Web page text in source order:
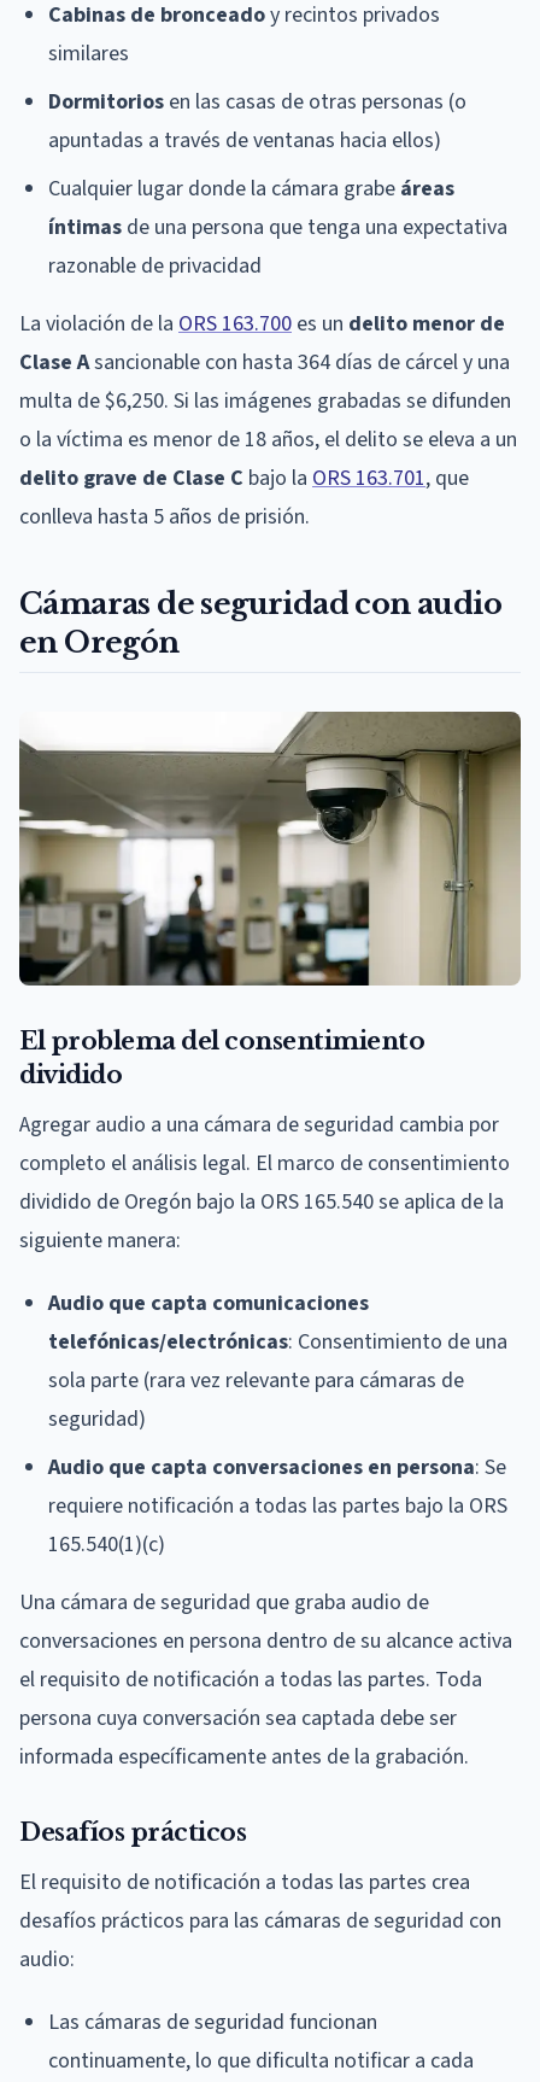
Cabinas de bronceadoy recintos privados
similares
Dormitorios en las casas de otras personas (o
apuntadas a través de ventanas hacia ellos)
Cualquier lugar donde la cámara grabe áreas
íntimas de una persona que tenga una expectativa
razonable de privacidad
La violación de la ORS 163.700 es un delito menor de
Clase Asancionable con hasta 364 días de cárcel y una
multa de $6,250. Si las imágenes grabadas se difunden
o la víctima es menor de 18 años, el delito se eleva a un
delito grave de Clase C bajo la ORS 163.701, que
conlleva hasta 5 años de prisión.
Cámaras de seguridad con audio
en Oregón
El problema del consentimiento
dividido
Agregar audio a una cámara de seguridad cambia por
completo el análisis legal. El marco de consentimiento
dividido de Oregón bajo la ORS 165.540 se aplica de la
siguiente manera:
Audio que capta comunicaciones
telefónicas/electrónicas: Consentimiento de una
sola parte (rara vez relevante para cámaras de
seguridad)
Audio que capta conversaciones en persona: Se
requiere notificación a todas las partes bajo la ORS
165.540(1)(c)
Una cámara de seguridad que graba audio de
conversaciones en persona dentro de su alcance activa
el requisito de notificación a todas las partes. Toda
persona cuya conversación sea captada debe ser
informada específicamente antes de la grabación.
Desafíos prácticos
El requisito de notificación a todas las partes crea
desafíos prácticos para las cámaras de seguridad con
audio:
Las cámaras de seguridad funcionan
continuamente, lo que dificulta notificar a cada